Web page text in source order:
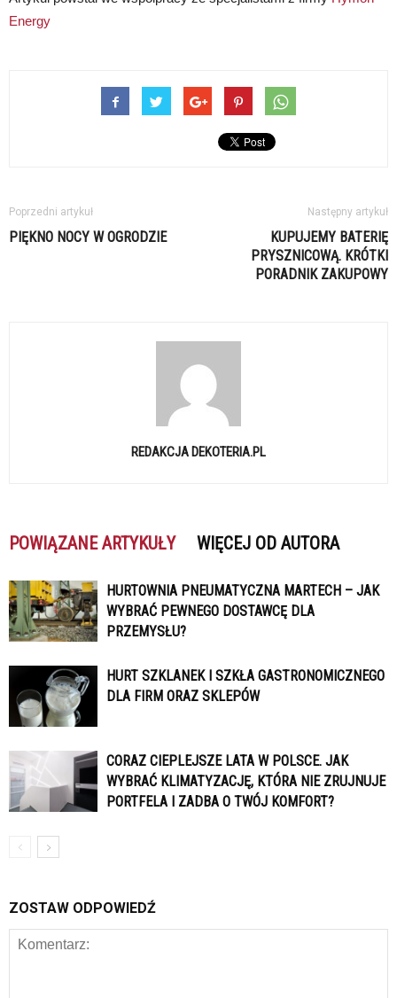
Energy
Poprzedni artykuł
PIĘKNO NOCY W OGRODZIE
Następny artykuł
KUPUJEMY BATERIĘ
PRYSZNICOWĄ. KRÓTKI
PORADNIK ZAKUPOWY
REDAKCJA DEKOTERIA.PL
POWIĄZANE ARTYKUŁY WIĘCEJ OD AUTORA
HURTOWNIA PNEUMATYCZNA MARTECH – JAK
WYBRAĆ PEWNEGO DOSTAWCĘ DLA
PRZEMYSŁU?
HURT SZKLANEK I SZKŁA GASTRONOMICZNEGO
DLA FIRM ORAZ SKLEPÓW
CORAZ CIEPLEJSZE LATA W POLSCE. JAK
WYBRAĆ KLIMATYZACJĘ, KTÓRA NIE ZRUJNUJE
PORTFELA I ZADBA O TWÓJ KOMFORT?
ZOSTAW ODPOWIEDŹ